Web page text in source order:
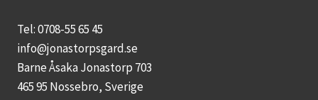
Tel: 0708-55 65 45
info@jonastorpsgard.se
Barne Åsaka Jonastorp 703
465 95 Nossebro, Sverige